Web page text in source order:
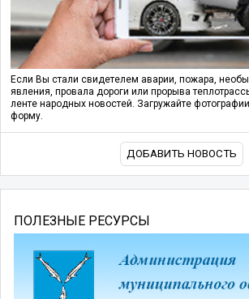
Если Вы стали свидетелем аварии, пожара,
явления, провала дороги или прорыва
ленте народных новостей. Загружайте
форму.
ДОБАВИТЬ НОВОСТЬ
ПОЛЕЗНЫЕ РЕСУРСЫ